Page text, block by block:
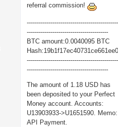
referral commission!
-----------------------------------------
BTC amount:0.0040095 BTC
-----------------------------------------
The amount of 1.18 USD has
been deposited to your Perfect
Money account. Accounts:
U13903933->U1651590. Memo:
API Payment.